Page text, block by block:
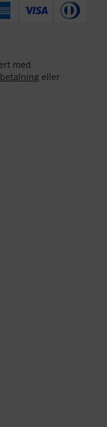
med
eller